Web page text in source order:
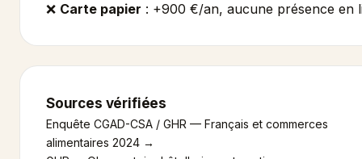
❌ Carte papier : +900 €/an, aucune présence en
Sources vérifiées
Enquête CGAD-CSA / GHR — Français et commerces
alimentaires 2024 →